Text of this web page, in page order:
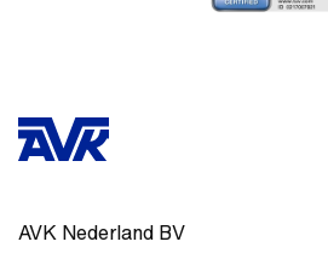
AVK Nederland BV